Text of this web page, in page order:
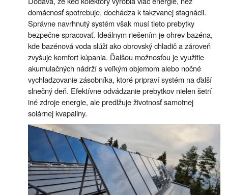
domácnosť spotrebuje, dochádza k takzvanej stagnácii.
Správne navrhnutý systém však musí tieto prebytky
bezpečne spracovať. Ideálnym riešením je ohrev bazéna,
kde bazénová voda slúži ako obrovský chladič a zároveň
zvyšuje komfort kúpania. Ďalšou možnosťou je využitie
akumulačných nádrží s veľkým objemom alebo nočné
vychladzovanie zásobníka, ktoré pripraví systém na ďalší
slnečný deň. Efektívne odvádzanie prebytkov nielen šetrí
iné zdroje energie, ale predlžuje životnosť samotnej
solárnej kvapaliny.